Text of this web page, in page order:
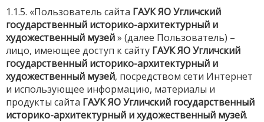
1.1.5. «Пользователь сайта ГАУК ЯО Угличский
государственный историко-архитектурный и
художественный музей» (далее Пользователь) –
лицо, имеющее доступ к сайту ГАУК ЯО Угличский
государственный историко-архитектурный и
художественный музей, посредством сети Интернет
и использующее информацию, материалы и
продукты сайта ГАУК ЯО Угличский государственный
историко-архитектурный и художественный музей.